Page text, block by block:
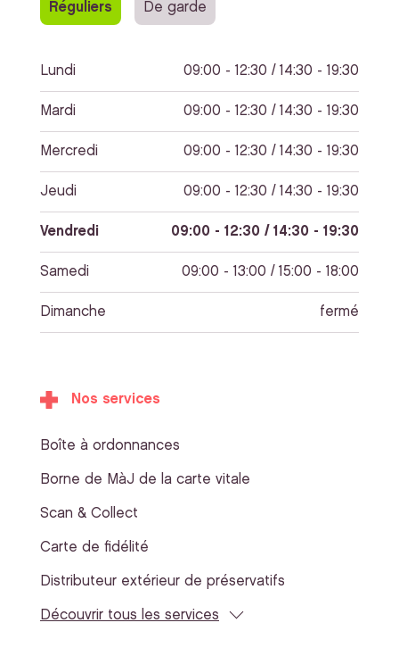
Réguliers De garde
Lundi 09:00 - 12:30 / 14:30 - 19:30
Mardi 09:00 - 12:30 / 14:30 - 19:30
Mercredi 09:00 - 12:30 / 14:30 - 19:30
Jeudi 09:00 - 12:30 / 14:30 - 19:30
Vendredi 09:00 - 12:30 / 14:30 - 19:30
Samedi 09:00 - 13:00 / 15:00 - 18:00
Dimanche fermé
Nos services
Boîte à ordonnances
Borne de MàJ de la carte vitale
Scan & Collect
Carte de fidélité
Distributeur extérieur de préservatifs
Découvrir tous les services